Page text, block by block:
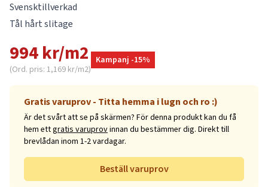
Svensktillverkad
Tål hårt slitage
994 kr/m2
(Ord. pris: 1,169 kr/m2)
Kampanj -15%
Gratis varuprov - Titta hemma i lugn och ro :)
Är det svårt att se på skärmen? För denna produkt kan du få
hem ettgratis varuprovinnan du bestämmer dig. Direkt till
brevlådan inom 1-2 vardagar.
Beställ varuprov